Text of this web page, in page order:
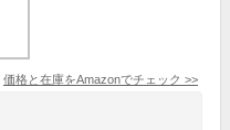
価格と在庫をAmazonでチェック >>